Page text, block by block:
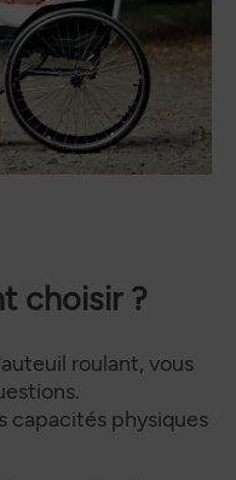
choisir ?
roulant, vous
capacités physiques